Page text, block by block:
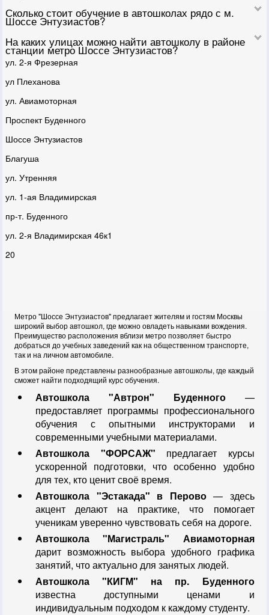
Сколько стоит обучение в автошколах рядо с м.
Шоссе Энтузиастов?
На каких улицах можно найти автошколу в районе
станции метро Шоссе Энтузиастов?
ул. 2-я Фрезерная
ул Плеханова
ул. Авиамоторная
Проспект Буденного
Шоссе Энтузиастов
Благуша
ул. Утренняя
ул. 1-ая Владимирская
пр-т. Буденного
ул. 2-я Владимирская 46к1
20
Метро "Шоссе Энтузиастов" предлагает жителям и гостям Москвы
широкий выбор автошкол, где можно овладеть навыками вождения.
Преимущество расположения вблизи метро позволяет быстро
добраться до учебных заведений как на общественном транспорте,
так и на личном автомобиле.
В этом районе представлены разнообразные автошколы, где каждый
сможет найти подходящий курс обучения.
Автошкола "Автрон" Буденного—
предоставляет программы профессионального
обучения с опытными инструкторами и
современными учебными материалами.
Автошкола "ФОРСАЖ" предлагает курсы
ускоренной подготовки, что особенно удобно
для тех, кто ценит своё время.
Автошкола "Эстакада" в Перово— здесь
акцент делают на практике, что помогает
ученикам уверенно чувствовать себя на дороге.
Автошкола "Магистраль" Авиамоторная
дарит возможность выбора удобного графика
занятий, что актуально для занятых людей.
Автошкола "КИГМ" на пр. Буденного
известна доступными ценами и
индивидуальным подходом к каждому студенту.